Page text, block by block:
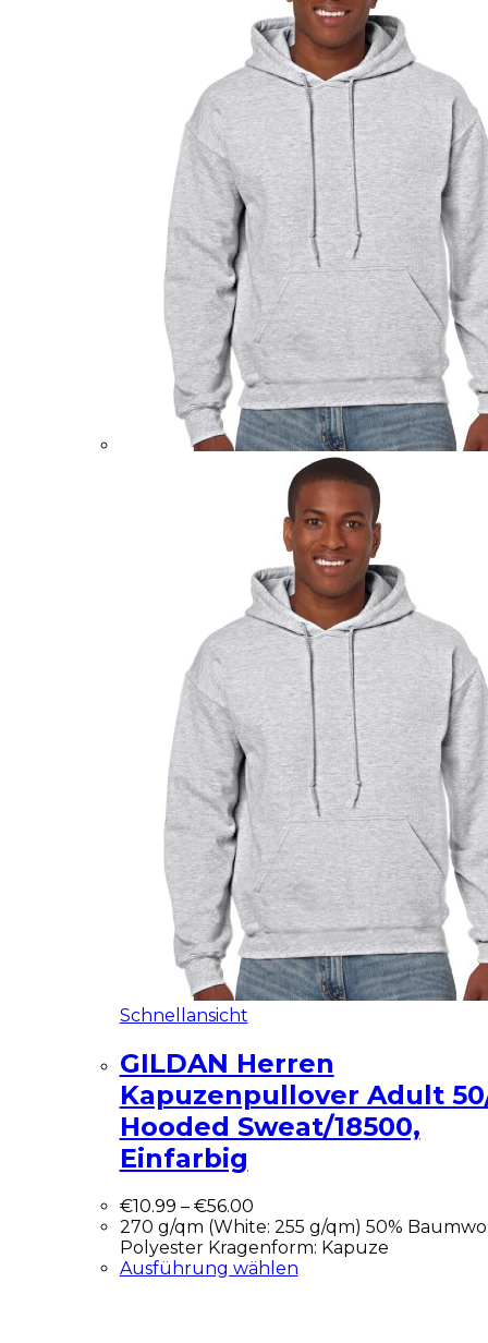
Schnellansicht
GILDAN Herren
Kapuzenpullover Adult
Hooded Sweat/18500,
Einfarbig
€10.99 – €56.00
270 g/qm (White: 255 g/qm) 50%
Polyester Kragenform: Kapuze
Ausführung wählen